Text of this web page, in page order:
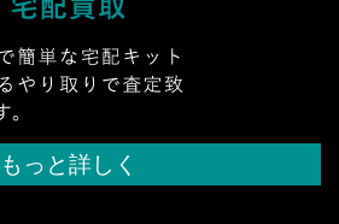
もっと詳しく